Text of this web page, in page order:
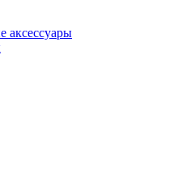
аксессуары